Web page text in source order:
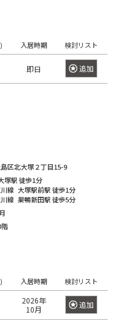
入居時期 検討リスト
即日 追加
区北大塚２丁目15-9
塚駅徒歩1分
線 大塚駅前駅徒歩1分
線 巣鴨新田駅徒歩5分
入居時期 検討リスト
2026年
10月
追加